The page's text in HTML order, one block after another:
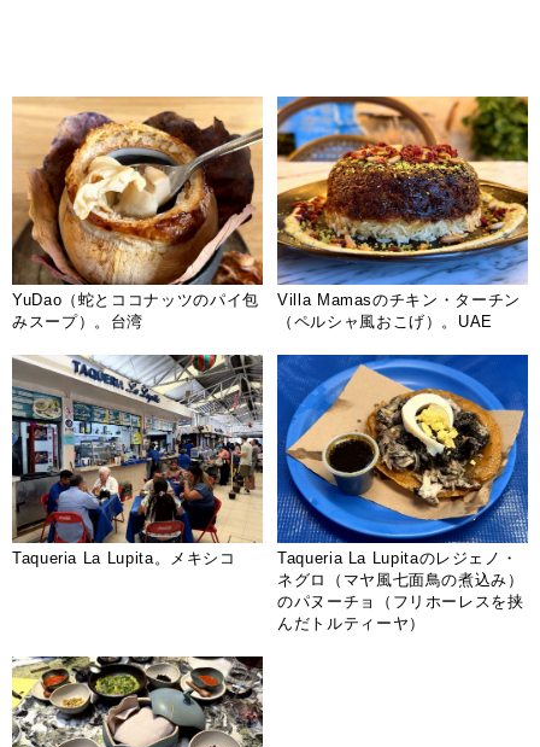
YuDao（蛇とココナッツのパイ包
みスープ）。台湾
Villa Mamasのチキン・ターチン
（ペルシャ風おこげ）。UAE
Taqueria La Lupita。メキシコ
Taqueria La Lupitaのレジェノ・
ネグロ（マヤ風七面鳥の煮込み）
のパヌーチョ（フリホーレスを挟
んだトルティーヤ）